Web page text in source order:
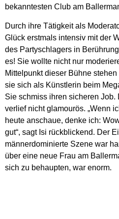
bekanntesten Club am
Durch ihre Tätigkeit als
Glück erstmals intensiv mit der
des Partyschlagers in
es! Sie wollte nicht nur
Mittelpunkt dieser Bühne
sie sich als Künstlerin beim
Sie schmiss ihren sicheren Job.
verlief nicht glamourös. „Wenn
heute anschaue, denke ich:
gut“, sagt Isi rückblickend. Der
männerdominierte Szene war
über eine neue Frau am
sich zu behaupten, war enorm.